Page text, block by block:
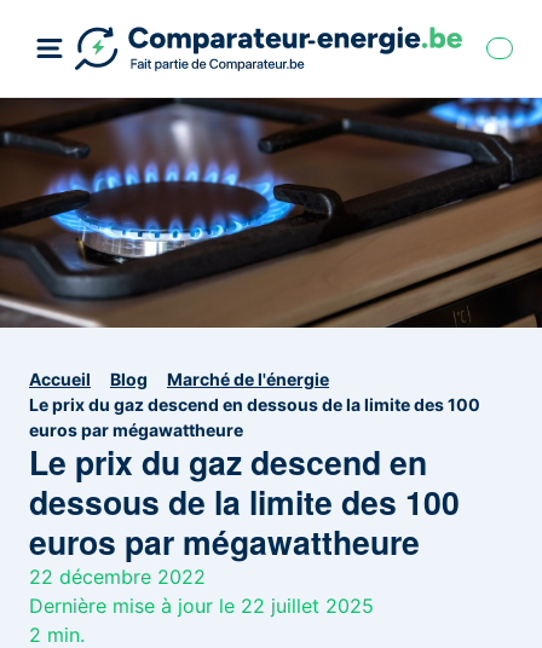
Accueil Blog
Marché de l'énergie
Le prix du gaz descend en dessous de la limite des 100
euros par mégawattheure
Le prix du gaz descend en
dessous de la limite des 100
euros par mégawattheure
22 décembre 2022
Dernière mise à jour le 22 juillet 2025
2 min.